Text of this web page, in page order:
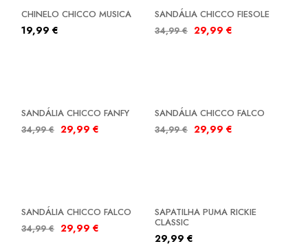
CHINELO CHICCO MUSICA
19,99 €
SANDÁLIA CHICCO FIESOLE
34,99€ 29,99 €
SANDÁLIA CHICCO FANFY
34,99€ 29,99 €
SANDÁLIA CHICCO FALCO
34,99€ 29,99 €
SANDÁLIA CHICCO FALCO
34,99€ 29,99 €
SAPATILHA PUMA RICKIE
CLASSIC
29,99 €